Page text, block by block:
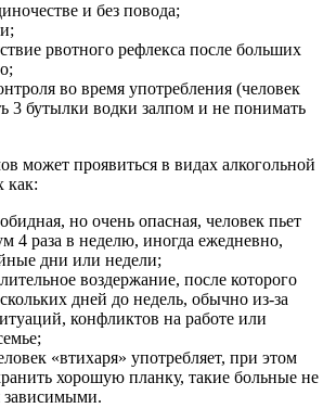
и без повода;
рвотного рефлекса после больших
во время употребления (человек
3 бутылки водки залпом и не понимать
может проявиться в видах алкогольной
как:
но очень опасная, человек пьет
4 раза в неделю, иногда ежедневно,
дни или недели;
воздержание, после которого
дней до недель, обычно из-за
конфликтов на работе или
«втихаря» употребляет, при этом
хорошую планку, такие больные не
зависимыми.